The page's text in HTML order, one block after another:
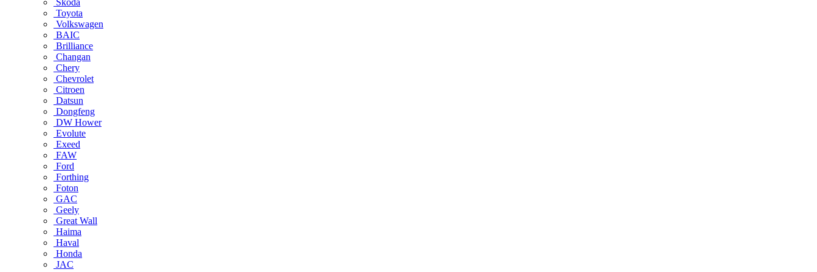
Skoda
Toyota
Volkswagen
BAIC
Brilliance
Changan
Chery
Chevrolet
Citroen
Datsun
Dongfeng
DW Hower
Evolute
Exeed
FAW
Ford
Forthing
Foton
GAC
Geely
Great Wall
Haima
Haval
Honda
JAC